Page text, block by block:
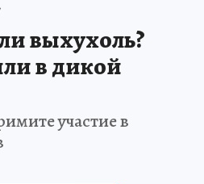
выхухоль?
в дикой
участие в